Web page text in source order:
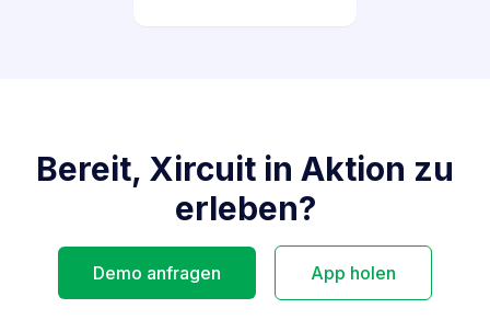
Bereit, Xircuit in Aktion zu
erleben?
Demo anfragen App holen